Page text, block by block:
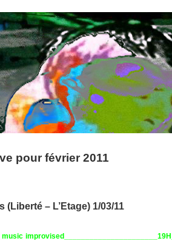
pour février 2011
– L’Etage) 1/03/11
improvised______________________19H_